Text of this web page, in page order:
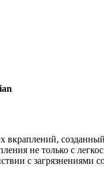
не только с
с загрязнениями